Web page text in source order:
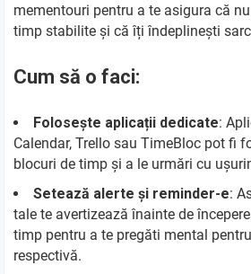
mementouri pentru a te asigura că
timp stabilite și că îți îndeplinești
Cum să o faci:
Folosește aplicații dedicate:
Calendar, Trello sau TimeBloc pot fi
blocuri de timp și a le urmări cu
Setează alerte și reminder-e:
tale te avertizează înainte de
timp pentru a te pregăti mental
respectivă.